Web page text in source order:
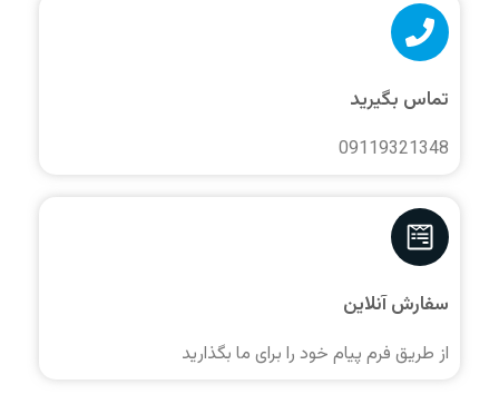
تماس بگیرید
09119321348
سفارش آنلاین
از طریق فرم پیام خود را برای ما بگذارید